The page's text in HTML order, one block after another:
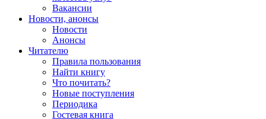
Вакансии
Новости, анонсы
Новости
Анонсы
Читателю
Правила пользования
Найти книгу
Что почитать?
Новые поступления
Периодика
Гостевая книга